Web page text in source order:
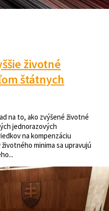
životné
štátnych
na to, ako zvýšené životné
jednorazových
na kompenzáciu
minima sa upravujú